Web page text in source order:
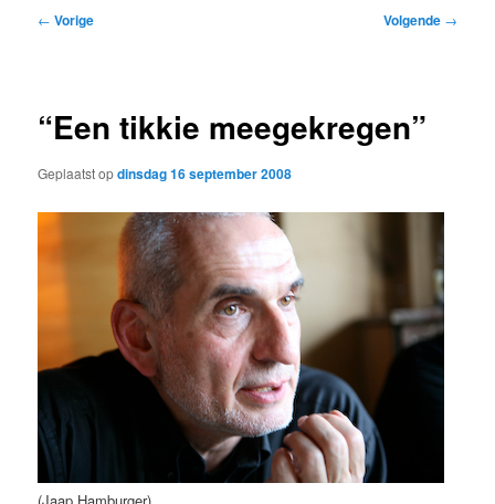
Bericht
← Vorige Volgende →
“Een tikkie meegekregen”
Geplaatst opdinsdag 16 september 2008